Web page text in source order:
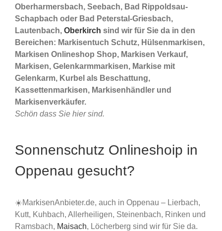
Oberharmersbach, Seebach, Bad Rippoldsau-
Schapbach oder Bad Peterstal-Griesbach,
Lautenbach, Oberkirch sind wir für Sie da in den
Bereichen: Markisentuch Schutz, Hülsenmarkisen,
Markisen Onlineshop Shop, Markisen Verkauf,
Markisen, Gelenkarmmarkisen, Markise mit
Gelenkarm, Kurbel als Beschattung,
Kassettenmarkisen, Markisenhändler und
Markisenverkäufer.
Schön dass Sie hier sind.
Sonnenschutz Onlineshoip in
Oppenau gesucht?
☀️MarkisenAnbieter.de, auch in Oppenau – Lierbach,
Kutt, Kuhbach, Allerheiligen, Steinenbach, Rinken und
Ramsbach, Maisach, Löcherberg sind wir für Sie da.